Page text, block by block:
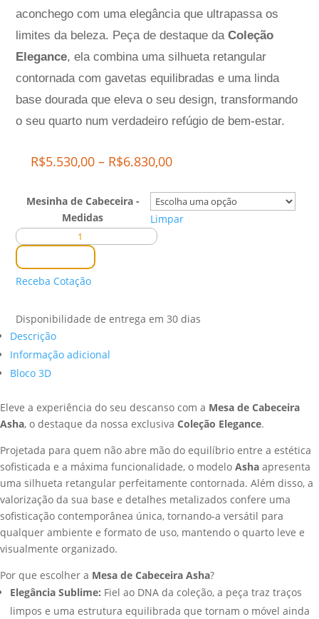
aconchego com uma elegância que ultrapassa os
limites da beleza. Peça de destaque daColeção
Elegance, ela combina uma silhueta retangular
contornada com gavetas equilibradas e uma linda
base dourada que eleva o seu design, transformando
o seu quarto num verdadeiro refúgio de bem-estar.
R$5.530,00 – R$6.830,00Price
R$5.530,00
through
R$6.830,00
Mesinha de Cabeceira -
Medidas
Limpar
Mesa
de
Cabeceira
Asha
Receba Cotação
Disponibilidade de entrega em 30 dias
Descrição
Informação adicional
Bloco 3D
Eleve a experiência do seu descanso com a Mesa de Cabeceira
Asha, o destaque da nossa exclusiva Coleção Elegance.
Projetada para quem não abre mão do equilíbrio entre a estética
sofisticada e a máxima funcionalidade, o modelo Asha apresenta
uma silhueta retangular perfeitamente contornada. Além disso, a
valorização da sua base e detalhes metalizados confere uma
sofisticação contemporânea única, tornando-a versátil para
qualquer ambiente e formato de uso, mantendo o quarto leve e
visualmente organizado.
Por que escolher a Mesa de Cabeceira Asha?
Elegância Sublime: Fiel ao DNA da coleção, a peça traz traços
limpos e uma estrutura equilibrada que tornam o móvel ainda